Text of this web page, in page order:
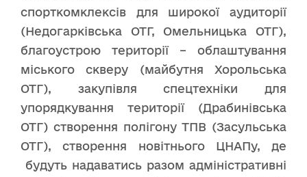
спорткомклексів для широкої аудиторії
(Недогарківська ОТГ, Омельницька ОТГ),
благоустрою території – облаштування
міського скверу (майбутня Хорольська
ОТГ), закупівля спецтехніки для
упорядкування території (Драбинівська
ОТГ) створення полігону ТПВ (Засульська
ОТГ), створення новітнього ЦНАПу, де
будуть надаватись разом адміністративні